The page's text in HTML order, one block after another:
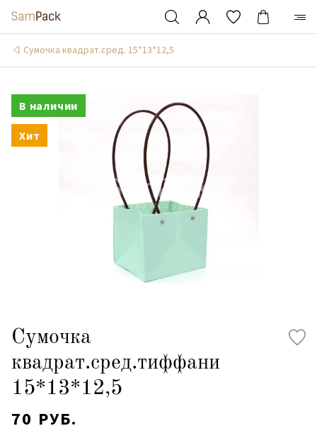
Сумочка квадрат.сред. 15*13*12,5
В наличии
Хит
Сумочка
квадрат.сред.тиффани
15*13*12,5
70 РУБ.